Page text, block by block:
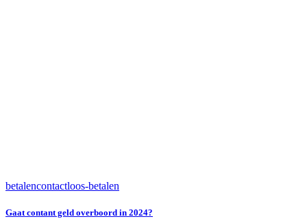
betalencontactloos-betalen
Gaat contant geld overboord in 2024?